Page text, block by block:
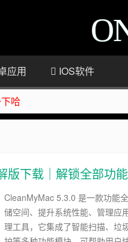
应用
IOS软件
哈
做的事情很多，感兴趣的
版下载｜解锁全部功
CleanMyMac 5.3.0 是一款功能
储空间、提升系统性能、管理应
理工具，它集成了智能扫描、垃